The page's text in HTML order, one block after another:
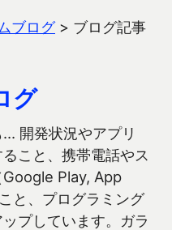
ブログ> ブログ記事
グ
開発状況やアプリ
こと、携帯電話やス
Google Play, App
と、プログラミング
プしています。ガラ